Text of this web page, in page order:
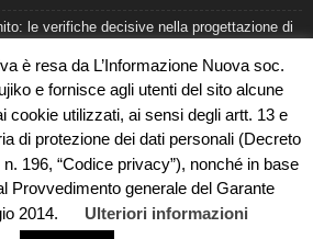
le verifiche decisive nella progettazione di
ARPACAL 2026 sulla qualità del mare
una camera ardente per l’ultimo saluto
riconoscere i segnali veri
è resa da L’Informazione Nuova soc.
e fornisce agli utenti del sito alcune
cookie utilizzati, ai sensi degli artt. 13 e
di protezione dei dati personali (Decreto
196, “Codice privacy”), nonché in base
Provvedimento generale del Garante
2014.
Ulteriori informazioni